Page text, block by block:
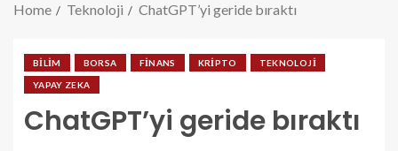
Home Teknoloji ChatGPT’yi geride bıraktı
BILIM BORSA FINANS KRIPTO TEKNOLOJI
YAPAY ZEKA
ChatGPT’yi geride bıraktı